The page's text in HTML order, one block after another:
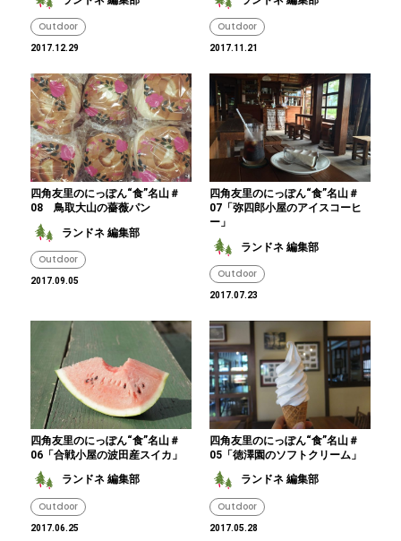
Outdoor
2017.12.29
Outdoor
2017.11.21
四角友里のにっぽん“食”名山＃
08 鳥取大山の薔薇パン
ランドネ 編集部
Outdoor
2017.09.05
四角友里のにっぽん“食”名山＃
07「弥四郎小屋のアイスコーヒ
ー」
ランドネ 編集部
Outdoor
2017.07.23
四角友里のにっぽん“食”名山＃
06「合戦小屋の波田産スイカ」
ランドネ 編集部
Outdoor
2017.06.25
四角友里のにっぽん“食”名山＃
05「徳澤園のソフトクリーム」
ランドネ 編集部
Outdoor
2017.05.28